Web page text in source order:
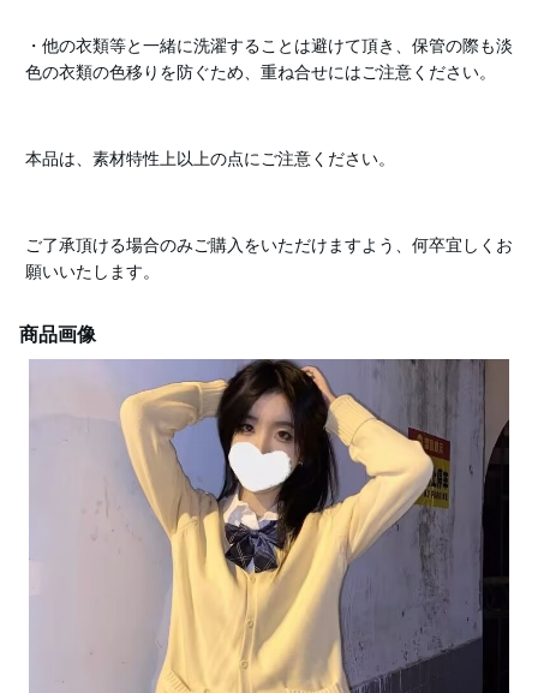
・他の衣類等と一緒に洗濯することは避けて頂き、保管の際も淡
色の衣類の色移りを防ぐため、重ね合せにはご注意ください。
本品は、素材特性上以上の点にご注意ください。
ご了承頂ける場合のみご購入をいただけますよう、何卒宜しくお
願いいたします。
商品画像